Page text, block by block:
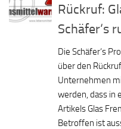
Rückruf:
Schäfer‘s
Die Schäfer‘s
über den
Unternehmen
werden, dass in
Artikels Glas
Betroffen ist